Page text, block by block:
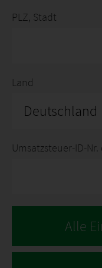
PLZ, Stadt
Land
Deutschland
Umsatzsteuer-ID-